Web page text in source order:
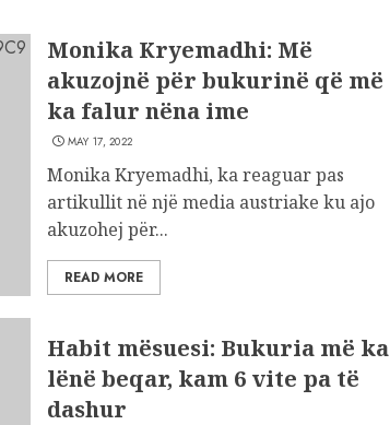
Monika Kryemadhi: Më
akuzojnë për bukurinë që më
ka falur nëna ime
MAY 17, 2022
Monika Kryemadhi, ka reaguar pas
artikullit në një media austriake ku ajo
akuzohej për...
READ MORE
Habit mësuesi: Bukuria më ka
lënë beqar, kam 6 vite pa të
dashur